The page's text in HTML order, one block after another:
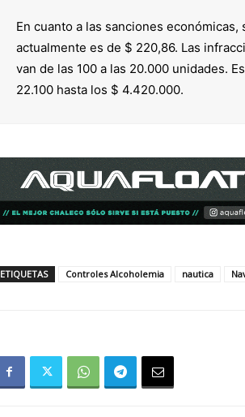
En cuanto a las sanciones
actualmente es de $ 220,86. Las
van de las 100 a las 20.000 unidades.
22.100 hasta los $ 4.420.000.
ETIQUETAS Controles Alcoholemia nautica